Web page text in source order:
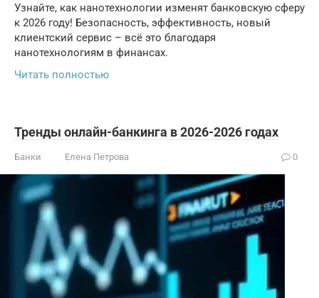
Узнайте, как нанотехнологии изменят банковскую сферу
к 2026 году! Безопасность, эффективность, новый
клиентский сервис – всё это благодаря
нанотехнологиям в финансах.
Читать полностью
Тренды онлайн-банкинга в 2026-2026 годах
Банки Елена Петрова 0